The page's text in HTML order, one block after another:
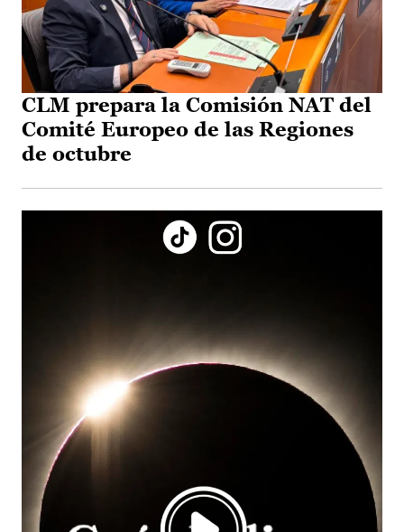
CLM prepara la Comisión NAT del
Comité Europeo de las Regiones
de octubre